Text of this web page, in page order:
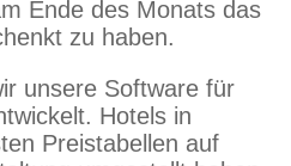
Ende des Monats das
zu haben.
unsere Software für
Hotels in
Preistabellen auf